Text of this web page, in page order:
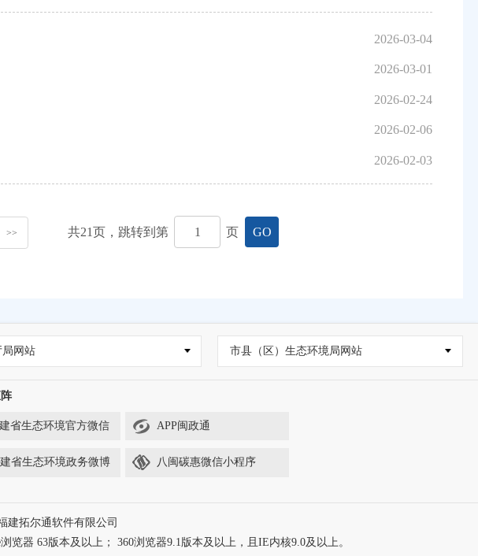
2026-03-04
2026-03-01
2026-02-24
2026-02-06
2026-02-03
>> 共21页，跳转到第 页 GO
局网站 市县（区）生态环境局网站
省生态环境官方微信 APP闽政通
省生态环境政务微博 八闽碳惠微信小程序
建拓尔通软件有限公司
器 63版本及以上； 360浏览器9.1版本及以上，且IE内核9.0及以上。